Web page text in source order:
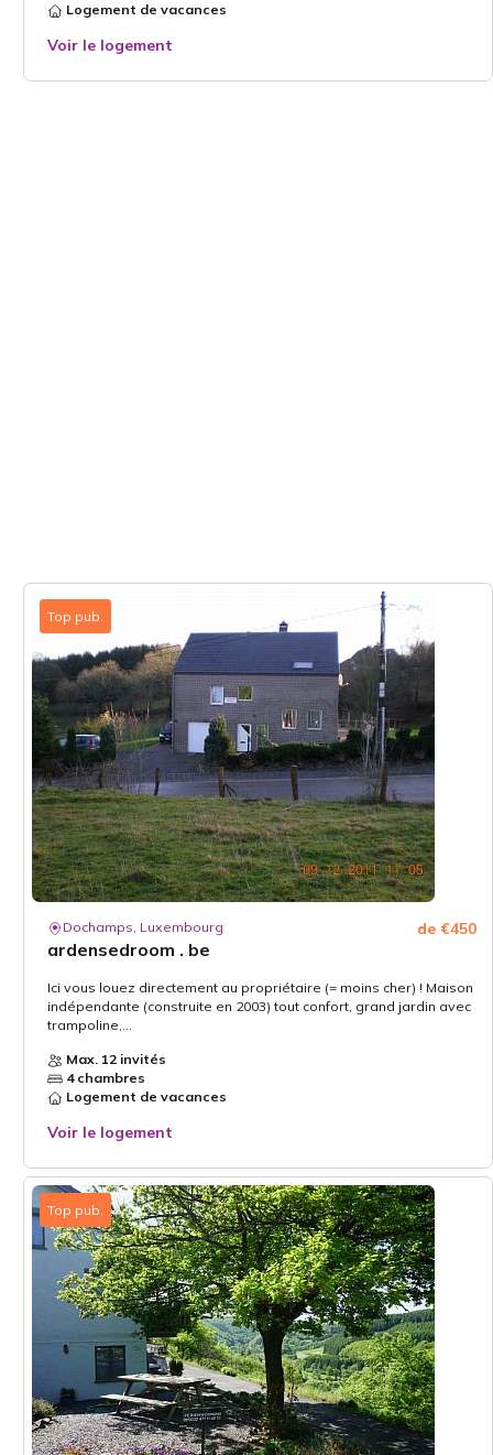
Logement de vacances
Voir le logement
Top pub.
Dochamps, Luxembourg
ardensedroom . be
de €450
Ici vous louez directement au propriétaire (= moins cher) ! Maison
indépendante (construite en 2003) tout confort, grand jardin avec
trampoline,...
Max. 12 invités
4 chambres
Logement de vacances
Voir le logement
Top pub.